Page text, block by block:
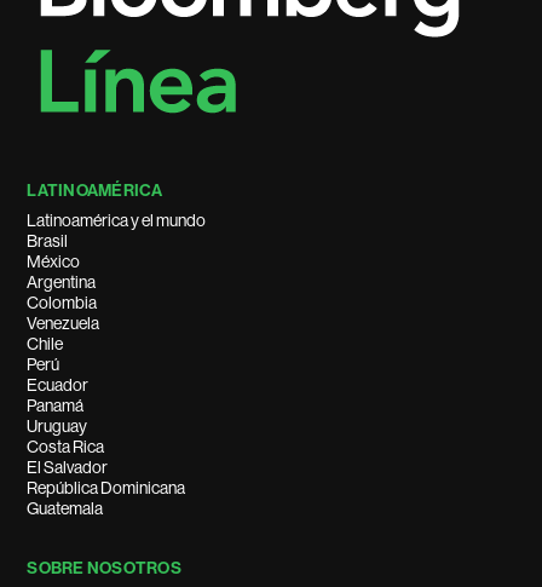
LATINOAMÉRICA
Latinoamérica y el mundo
Brasil
México
Argentina
Colombia
Venezuela
Chile
Perú
Ecuador
Panamá
Uruguay
Costa Rica
El Salvador
República Dominicana
Guatemala
SOBRE NOSOTROS